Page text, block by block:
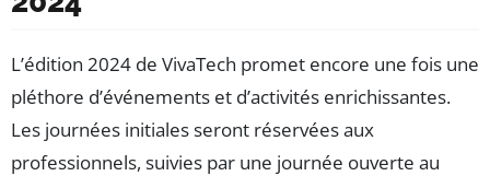
L’édition 2024 de VivaTech promet encore une fois une
pléthore d’événements et d’activités enrichissantes.
Les journées initiales seront réservées aux
professionnels, suivies par une journée ouverte au